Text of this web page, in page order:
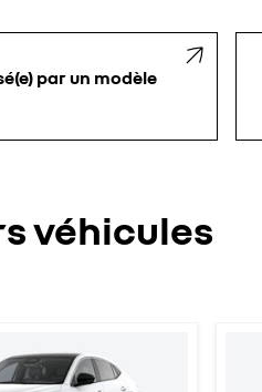
par un modèle
véhicules